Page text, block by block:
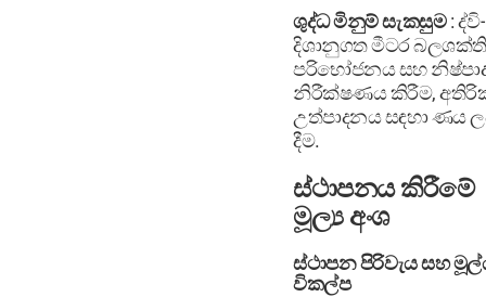
ශුද්ධ මිනුම් සැකසුම: ද්වි-
දිශානුගත මීටර බලශක්ති
පරිභෝජනය සහ
නිරීක්ෂණය කිරීම,
උත්පාදනය සඳහා ණය
දීම.
ස්ථාපනය කිරීමේ
මූල්‍ය අංශ
ස්ථාපන පිරිවැය සහ
විකල්ප